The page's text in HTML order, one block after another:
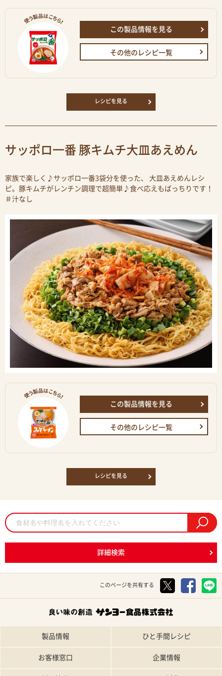
この製品情報を見る
その他のレシピ一覧
レシピを見る
サッポロ一番 豚キムチ大皿あえめん
家族で楽しく♪サッポロ一番3袋分を使った、 大皿あえめんレシ
ピ。豚キムチがレンチン調理で超簡単♪食べ応えもばっちりです！
＃汁なし
この製品情報を見る
その他のレシピ一覧
レシピを見る
詳細検索
このページを共有する
製品情報 ひと手間レシピ
お客様窓口 企業情報